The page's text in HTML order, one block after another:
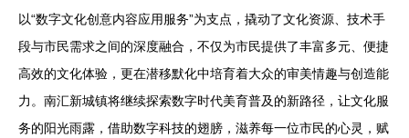
以“数字文化创意内容应用服务”为支点，撬动了文化资源、技术手
段与市民需求之间的深度融合，不仅为市民提供了丰富多元、便捷
高效的文化体验，更在潜移默化中培育着大众的审美情趣与创造能
力。南汇新城镇将继续探索数字时代美育普及的新路径，让文化服
务的阳光雨露，借助数字科技的翅膀，滋养每一位市民的心灵，赋